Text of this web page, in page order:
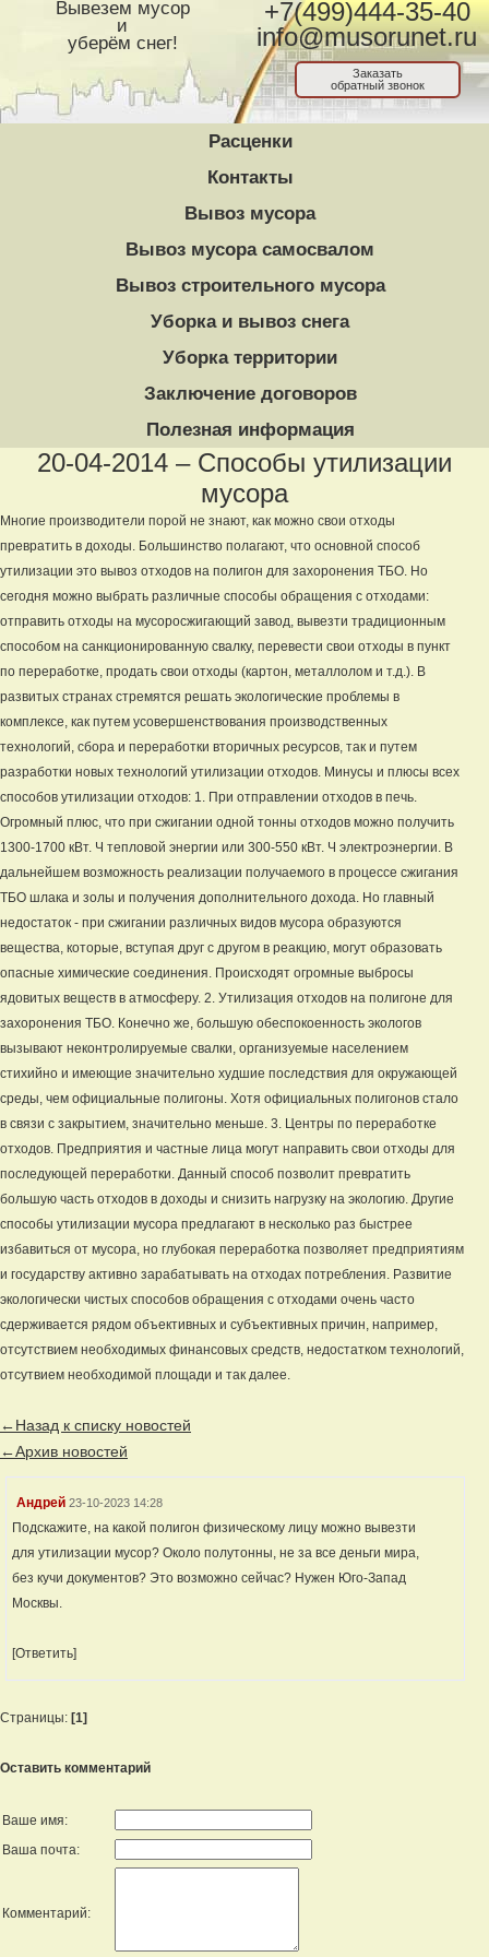
Вывезем мусор
и
уберём снег!
+7(499)444-35-40
info@musorunet.ru
Заказать
обратный звонок
Расценки
Контакты
Вывоз мусора
Вывоз мусора самосвалом
Вывоз строительного мусора
Уборка и вывоз снега
Уборка территории
Заключение договоров
Полезная информация
20-04-2014 – Способы утилизации
мусора
Многие производители порой не знают, как можно свои отходы
превратить в доходы. Большинство полагают, что основной способ
утилизации это вывоз отходов на полигон для захоронения ТБО. Но
сегодня можно выбрать различные способы обращения с отходами:
отправить отходы на мусоросжигающий завод, вывезти традиционным
способом на санкционированную свалку, перевести свои отходы в пункт
по переработке, продать свои отходы (картон, металлолом и т.д.). В
развитых странах стремятся решать экологические проблемы в
комплексе, как путем усовершенствования производственных
технологий, сбора и переработки вторичных ресурсов, так и путем
разработки новых технологий утилизации отходов. Минусы и плюсы всех
способов утилизации отходов: 1. При отправлении отходов в печь.
Огромный плюс, что при сжигании одной тонны отходов можно получить
1300‑1700 кВт. Ч тепловой энергии или 300‑550 кВт. Ч электроэнергии. В
дальнейшем возможность реализации получаемого в процессе сжигания
ТБО шлака и золы и получения дополнительного дохода. Но главный
недостаток - при сжигании различных видов мусора образуются
вещества, которые, вступая друг с другом в реакцию, могут образовать
опасные химические соединения. Происходят огромные выбросы
ядовитых веществ в атмосферу. 2. Утилизация отходов на полигоне для
захоронения ТБО. Конечно же, большую обеспокоенность экологов
вызывают неконтролируемые свалки, организуемые населением
стихийно и имеющие значительно худшие последствия для окружающей
среды, чем официальные полигоны. Хотя официальных полигонов стало
в связи с закрытием, значительно меньше. 3. Центры по переработке
отходов. Предприятия и частные лица могут направить свои отходы для
последующей переработки. Данный способ позволит превратить
большую часть отходов в доходы и снизить нагрузку на экологию. Другие
способы утилизации мусора предлагают в несколько раз быстрее
избавиться от мусора, но глубокая переработка позволяет предприятиям
и государству активно зарабатывать на отходах потребления. Развитие
экологически чистых способов обращения с отходами очень часто
сдерживается рядом объективных и субъективных причин, например,
отсутствием необходимых финансовых средств, недостатком технологий,
отсутвием необходимой площади и так далее.
←Назад к списку новостей
←Архив новостей
Андрей 23-10-2023 14:28
Подскажите, на какой полигон физическому лицу можно вывезти
для утилизации мусор? Около полутонны, не за все деньги мира,
без кучи документов? Это возможно сейчас? Нужен Юго-Запад
Москвы.
[Ответить]
Страницы: [1]
Оставить комментарий
Ваше имя:
Ваша почта:
Комментарий: